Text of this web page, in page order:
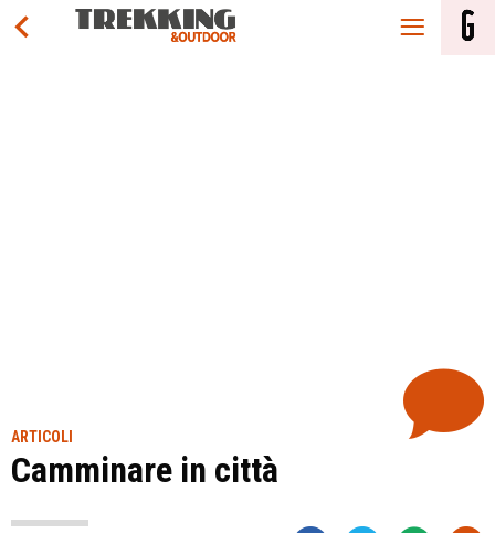
ARTICOLI
Camminare in città